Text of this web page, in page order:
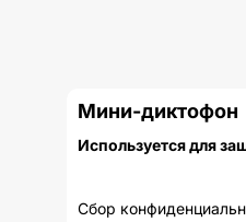
Мини-диктофон
Используется для
Сбор